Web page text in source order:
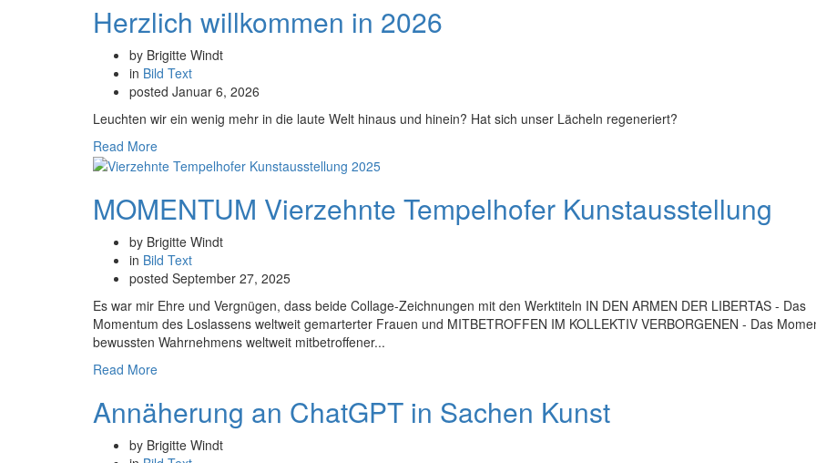
Herzlich willkommen in 2026
by Brigitte Windt
in Bild Text
posted Januar 6, 2026
Leuchten wir ein wenig mehr in die laute Welt hinaus und hinein? Hat sich unser Lächeln regeneriert?
Read More
MOMENTUM Vierzehnte Tempelhofer Kunstausstellung
by Brigitte Windt
in Bild Text
posted September 27, 2025
Es war mir Ehre und Vergnügen, dass beide Collage-Zeichnungen mit den Werktiteln IN DEN ARMEN DER LIBERTAS - Das
Momentum des Loslassens weltweit gemarterter Frauen und MITBETROFFEN IM KOLLEKTIV VERBORGENEN - Das
bewussten Wahrnehmens weltweit mitbetroffener...
Read More
Annäherung an ChatGPT in Sachen Kunst
by Brigitte Windt